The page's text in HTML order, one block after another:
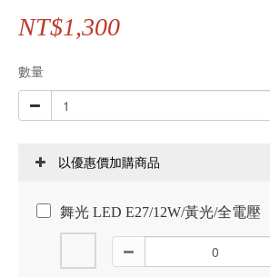
NT$1,300
數量
以優惠價加購商品
舞光 LED E27/12W/黃光/全電壓